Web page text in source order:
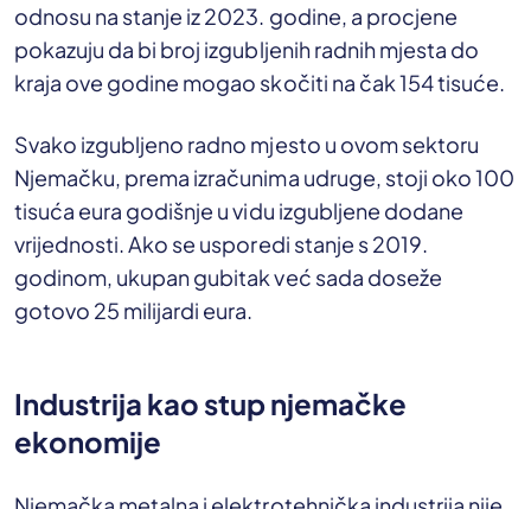
odnosu na stanje iz 2023. godine, a procjene
pokazuju da bi broj izgubljenih radnih mjesta do
kraja ove godine mogao skočiti na čak 154 tisuće.
Svako izgubljeno radno mjesto u ovom sektoru
Njemačku, prema izračunima udruge, stoji oko 100
tisuća eura godišnje u vidu izgubljene dodane
vrijednosti. Ako se usporedi stanje s 2019.
godinom, ukupan gubitak već sada doseže
gotovo 25 milijardi eura.
Industrija kao stup njemačke
ekonomije